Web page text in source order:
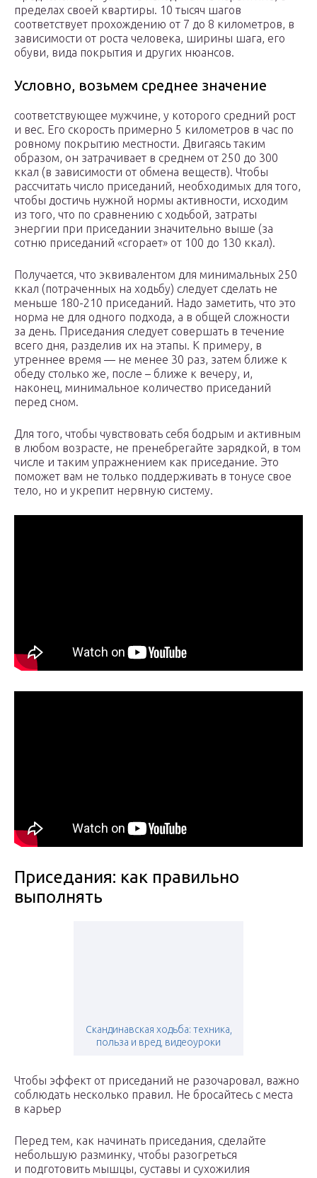
пределах своей квартиры. 10 тысяч шагов
соответствует прохождению от 7 до 8 километров, в
зависимости от роста человека, ширины шага, его
обуви, вида покрытия и других нюансов.
Условно, возьмем среднее значение
соответствующее мужчине, у которого средний рост
и вес. Его скорость примерно 5 километров в час по
ровному покрытию местности. Двигаясь таким
образом, он затрачивает в среднем от 250 до 300
ккал (в зависимости от обмена веществ). Чтобы
рассчитать число приседаний, необходимых для того,
чтобы достичь нужной нормы активности, исходим
из того, что по сравнению с ходьбой, затраты
энергии при приседании значительно выше (за
сотню приседаний «сгорает» от 100 до 130 ккал).
Получается, что эквивалентом для минимальных 250
ккал (потраченных на ходьбу) следует сделать не
меньше 180-210 приседаний. Надо заметить, что это
норма не для одного подхода, а в общей сложности
за день. Приседания следует совершать в течение
всего дня, разделив их на этапы. К примеру, в
утреннее время — не менее 30 раз, затем ближе к
обеду столько же, после – ближе к вечеру, и,
наконец, минимальное количество приседаний
перед сном.
Для того, чтобы чувствовать себя бодрым и активным
в любом возрасте, не пренебрегайте зарядкой, в том
числе и таким упражнением как приседание. Это
поможет вам не только поддерживать в тонусе свое
тело, но и укрепит нервную систему.
Приседания: как правильно
выполнять
Скандинавская ходьба: техника,
польза и вред, видеоуроки
Чтобы эффект от приседаний не разочаровал, важно
соблюдать несколько правил. Не бросайтесь с места
в карьер
Перед тем, как начинать приседания, сделайте
небольшую разминку, чтобы разогреться
и подготовить мышцы, суставы и сухожилия